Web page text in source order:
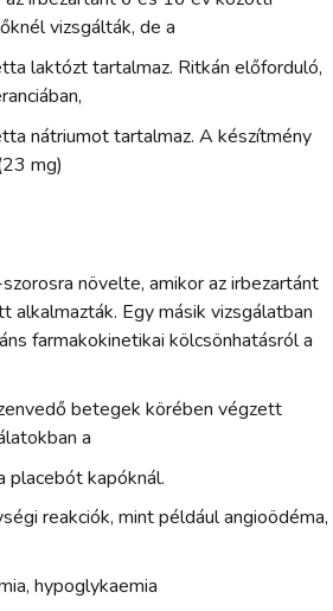
vizsgálták, de a
laktózt tartalmaz. Ritkán előforduló,
nátriumot tartalmaz. A készítmény
mg)
növelte, amikor az irbezartánt
alkalmazták. Egy másik vizsgálatban
farmakokinetikai kölcsönhatásról a
betegek körében végzett
a
placebót kapóknál.
reakciók, mint például angioödéma,
hypoglykaemia